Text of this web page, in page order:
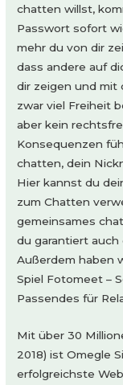
chatten willst,
Passwort sofort
mehr du von dir
dass andere auf
dir zeigen und mit
zwar viel Freiheit
aber kein
Konsequenzen
chatten, dein
Hier kannst du
zum Chatten
gemeinsames
du garantiert
Außerdem haben
Spiel Fotomeet –
Passendes für
Mit über 30
2018) ist Omegle
erfolgreichste